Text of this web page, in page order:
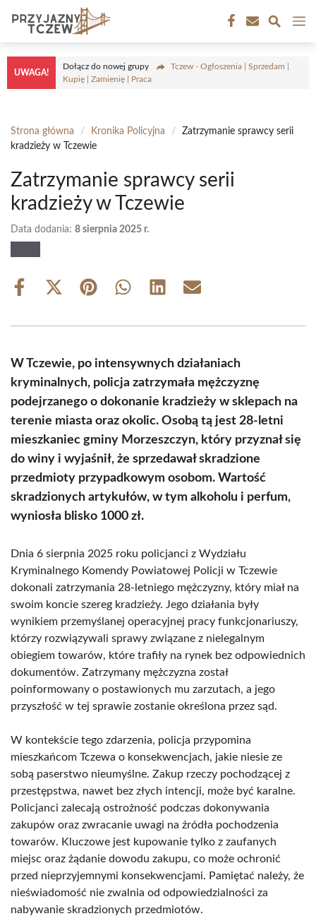
treści
UWAGA!
Dołącz do nowej grupy
Tczew - Ogłoszenia | Sprzedam |
Kupię | Zamienię | Praca
Strona główna / Kronika Policyjna /
Zatrzymanie sprawcy serii
kradzieży w Tczewie
Zatrzymanie sprawcy serii
kradzieży w Tczewie
Data dodania: 8 sierpnia 2025 r.
Share
Share
(Twitter)
Share Share Share Share
W Tczewie, po intensywnych działaniach
kryminalnych, policja zatrzymała mężczyznę
podejrzanego o dokonanie kradzieży w sklepach na
terenie miasta oraz okolic. Osobą tą jest 28-letni
mieszkaniec gminy Morzeszczyn, który przyznał się
do winy i wyjaśnił, że sprzedawał skradzione
przedmioty przypadkowym osobom. Wartość
skradzionych artykułów, w tym alkoholu i perfum,
wyniosła blisko 1000 zł.
Dnia 6 sierpnia 2025 roku policjanci z Wydziału
Kryminalnego Komendy Powiatowej Policji w Tczewie
dokonali zatrzymania 28-letniego mężczyzny, który miał na
swoim koncie szereg kradzieży. Jego działania były
wynikiem przemyślanej operacyjnej pracy funkcjonariuszy,
którzy rozwiązywali sprawy związane z nielegalnym
obiegiem towarów, które trafiły na rynek bez odpowiednich
dokumentów. Zatrzymany mężczyzna został
poinformowany o postawionych mu zarzutach, a jego
przyszłość w tej sprawie zostanie określona przez sąd.
W kontekście tego zdarzenia, policja przypomina
mieszkańcom Tczewa o konsekwencjach, jakie niesie ze
sobą paserstwo nieumyślne. Zakup rzeczy pochodzącej z
przestępstwa, nawet bez złych intencji, może być karalne.
Policjanci zalecają ostrożność podczas dokonywania
zakupów oraz zwracanie uwagi na źródła pochodzenia
towarów. Kluczowe jest kupowanie tylko z zaufanych
miejsc oraz żądanie dowodu zakupu, co może ochronić
przed nieprzyjemnymi konsekwencjami. Pamiętać należy, że
nieświadomość nie zwalnia od odpowiedzialności za
nabywanie skradzionych przedmiotów.